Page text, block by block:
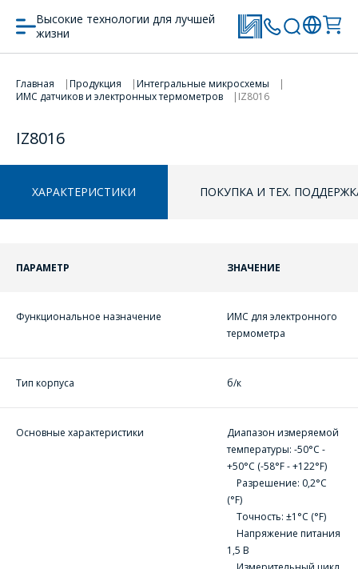
Высокие технологии для лучшей
жизни
Главная Продукция
Интегральные микросхемы
ИМС датчиков и электронных термометров
IZ8016
IZ8016
ХАРАКТЕРИСТИКИ ПОКУПКА И ТЕХ.
ПАРАМЕТР ЗНАЧЕНИЕ
Функциональное назначение
ИМС для электронного
термометра
Тип корпуса б/к
Основные характеристики
Диапазон измеряемой
температуры: -50°С -
+50°С (-58°F - +122°F)
Разрешение: 0,2°С
(°F)
Точность: ±1°С (°F)
Напряжение питания
1,5 В
ПЕРЕЙТИ В КОРЗИНУ
ПРОДОЛЖИТЬ ПОКУПКИ
ОФОРМИТЬ ЗАКАЗ
Форма предназначена